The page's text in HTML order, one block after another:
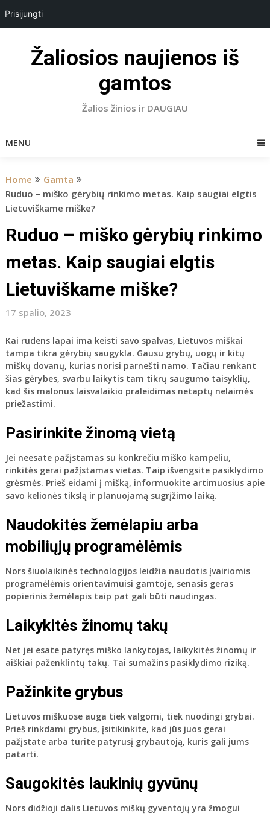
Prisijungti
contentŽaliosios naujienos iš
gamtos
Žalios žinios ir DAUGIAU
MENU
Home
Gamta
Ruduo – miško gėrybių rinkimo metas. Kaip saugiai elgtis
Lietuviškame miške?
Ruduo – miško gėrybių rinkimo
metas. Kaip saugiai elgtis
Lietuviškame miške?
17 spalio, 2023
Kai rudens lapai ima keisti savo spalvas, Lietuvos miškai
tampa tikra gėrybių saugykla. Gausu grybų, uogų ir kitų
miškų dovanų, kurias norisi parnešti namo. Tačiau renkant
šias gėrybes, svarbu laikytis tam tikrų saugumo taisyklių,
kad šis malonus laisvalaikio praleidimas netaptų nelaimės
priežastimi.
Pasirinkite žinomą vietą
Jei neesate pažįstamas su konkrečiu miško kampeliu,
rinkitės gerai pažįstamas vietas. Taip išvengsite pasiklydimo
grėsmės. Prieš eidami į mišką, informuokite artimuosius apie
savo kelionės tikslą ir planuojamą sugrįžimo laiką.
Naudokitės žemėlapiu arba
mobiliųjų programėlėmis
Nors šiuolaikinės technologijos leidžia naudotis įvairiomis
programėlėmis orientavimuisi gamtoje, senasis geras
popierinis žemėlapis taip pat gali būti naudingas.
Laikykitės žinomų takų
Net jei esate patyręs miško lankytojas, laikykitės žinomų ir
aiškiai paženklintų takų. Tai sumažins pasiklydimo riziką.
Pažinkite grybus
Lietuvos miškuose auga tiek valgomi, tiek nuodingi grybai.
Prieš rinkdami grybus, įsitikinkite, kad jūs juos gerai
pažįstate arba turite patyrusį grybautoją, kuris gali jums
patarti.
Saugokitės laukinių gyvūnų
Nors didžioji dalis Lietuvos miškų gyventojų yra žmogui